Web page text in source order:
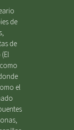
de
de
el